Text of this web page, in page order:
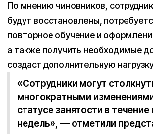
По мнению чиновников,
будут восстановлены,
повторное обучение и
а также получить необходимые
создаст дополнительную
«Сотрудники могут
многократными
статусе занятости в течение
недель», — отметили